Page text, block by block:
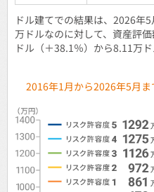
ドル建てでの結果は、2026年
万ドルなのに対して、資産評
ドル（＋38.1％）から8.11万
2016年1月から2026年5月ま